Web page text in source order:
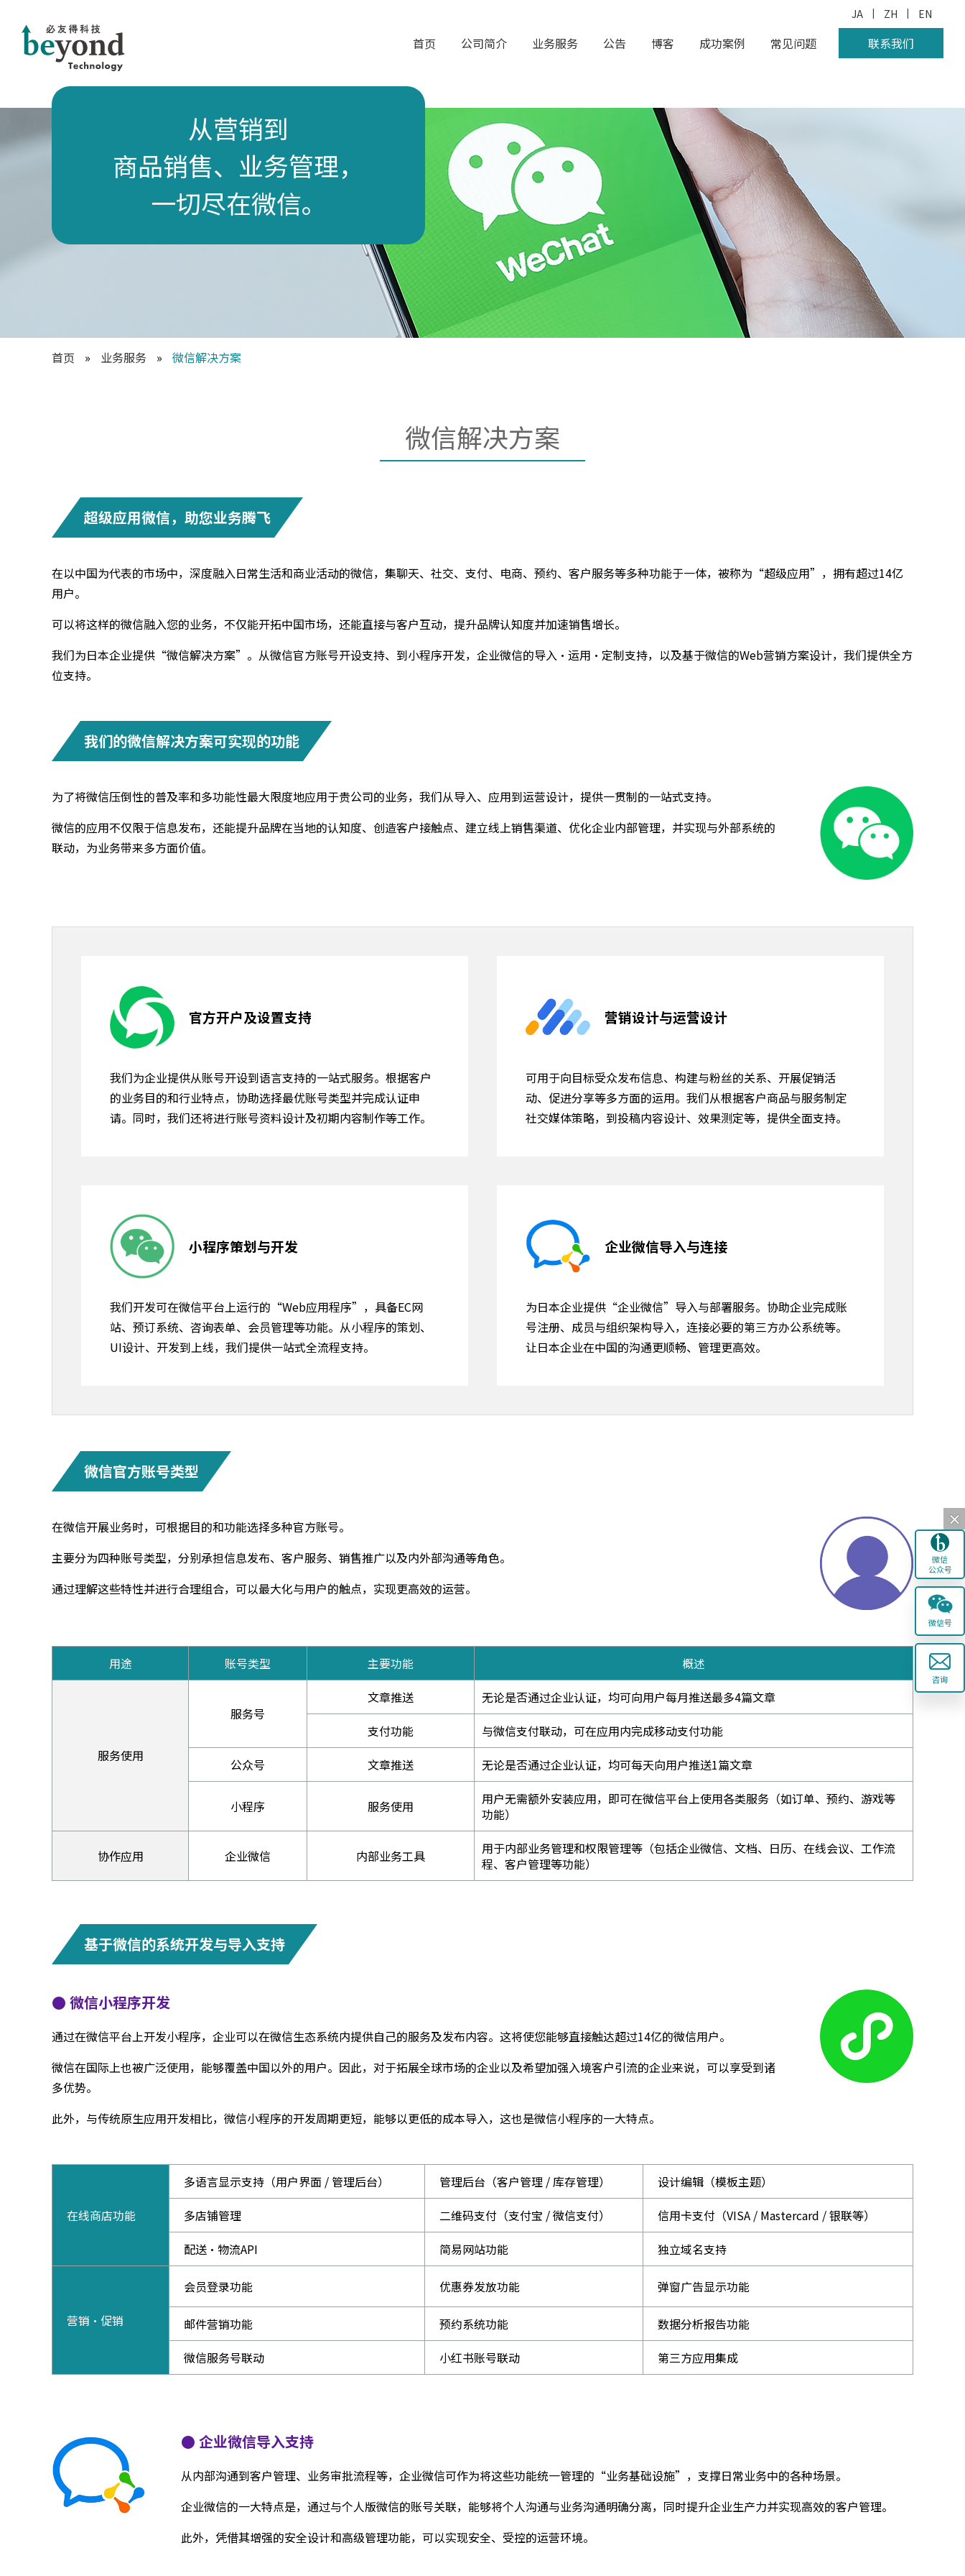
首页 公司简介 业务服务 公告 博客 成功案例 常见问题
JA | ZH | EN
联系我们
从营销到
商品销售、业务管理，
一切尽在微信。
首页 » 业务服务 » 微信解决方案
微信解决方案
超级应用微信，助您业务腾飞
在以中国为代表的市场中，深度融入日常生活和商业活动的微信，集聊天、社交、支付、电商、预约、客户服务等多种功能于一体，被称为“超级应用”，拥有超过14亿
用户。
可以将这样的微信融入您的业务，不仅能开拓中国市场，还能直接与客户互动，提升品牌认知度并加速销售增长。
我们为日本企业提供“微信解决方案”。从微信官方账号开设支持、到小程序开发，企业微信的导入・运用・定制支持，以及基于微信的Web营销方案设计，我们提供全方
位支持。
我们的微信解决方案可实现的功能
为了将微信压倒性的普及率和多功能性最大限度地应用于贵公司的业务，我们从导入、应用到运营设计，提供一贯制的一站式支持。
微信的应用不仅限于信息发布，还能提升品牌在当地的认知度、创造客户接触点、建立线上销售渠道、优化企业内部管理，并实现与外部系统的
联动，为业务带来多方面价值。
官方开户及设置支持
我们为企业提供从账号开设到语言支持的一站式服务。根据客户
的业务目的和行业特点，协助选择最优账号类型并完成认证申
请。同时，我们还将进行账号资料设计及初期内容制作等工作。
营销设计与运营设计
可用于向目标受众发布信息、构建与粉丝的关系、开展促销活
动、促进分享等多方面的运用。我们从根据客户商品与服务制定
社交媒体策略，到投稿内容设计、效果测定等，提供全面支持。
小程序策划与开发
我们开发可在微信平台上运行的“Web应用程序”，具备EC网
站、预订系统、咨询表单、会员管理等功能。从小程序的策划、
UI设计、开发到上线，我们提供一站式全流程支持。
企业微信导入与连接
为日本企业提供“企业微信”导入与部署服务。协助企业完成账
号注册、成员与组织架构导入，连接必要的第三方办公系统等。
让日本企业在中国的沟通更顺畅、管理更高效。
微信官方账号类型
在微信开展业务时，可根据目的和功能选择多种官方账号。
主要分为四种账号类型，分别承担信息发布、客户服务、销售推广以及内外部沟通等角色。
通过理解这些特性并进行合理组合，可以最大化与用户的触点，实现更高效的运营。
用途 账号类型 主要功能 概述
服务使用
服务号
文章推送
无论是否通过企业认证，均可向用户每月推送最多4篇文章
支付功能
与微信支付联动，可在应用内完成移动支付功能
公众号
文章推送 无论是否通过企业认证，均可每天向用户推送1篇文章
小程序 服务使用
用户无需额外安装应用，即可在微信平台上使用各类服务（如订单、预约、游戏等
功能）
协作应用 企业微信 内部业务工具
用于内部业务管理和权限管理等（包括企业微信、文档、日历、在线会议、工作流
程、客户管理等功能）
基于微信的系统开发与导入支持
● 微信小程序开发
通过在微信平台上开发小程序，企业可以在微信生态系统内提供自己的服务及发布内容。这将使您能够直接触达超过14亿的微信用户。
微信在国际上也被广泛使用，能够覆盖中国以外的用户。因此，对于拓展全球市场的企业以及希望加强入境客户引流的企业来说，可以享受到诸
多优势。
此外，与传统原生应用开发相比，微信小程序的开发周期更短，能够以更低的成本导入，这也是微信小程序的一大特点。
在线商店功能
多语言显示支持（用户界面 / 管理后台） 管理后台（客户管理 / 库存管理）
设计编辑（模板主题）
多店铺管理
二维码支付（支付宝 / 微信支付）
信用卡支付（VISA / Mastercard / 银联等）
配送・物流API
简易网站功能 独立域名支持
营销・促销
会员登录功能 优惠券发放功能 弹窗广告显示功能
邮件营销功能 预约系统功能
数据分析报告功能
微信服务号联动
小红书账号联动 第三方应用集成
● 企业微信导入支持
从内部沟通到客户管理、业务审批流程等，企业微信可作为将这些功能统一管理的“业务基础设施”，支撑日常业务中的各种场景。
企业微信的一大特点是，通过与个人版微信的账号关联，能够将个人沟通与业务沟通明确分离，同时提升企业生产力并实现高效的客户管理。
此外，凭借其增强的安全设计和高级管理功能，可以实现安全、受控的运营环境。
微信
公众号
微信号
咨询